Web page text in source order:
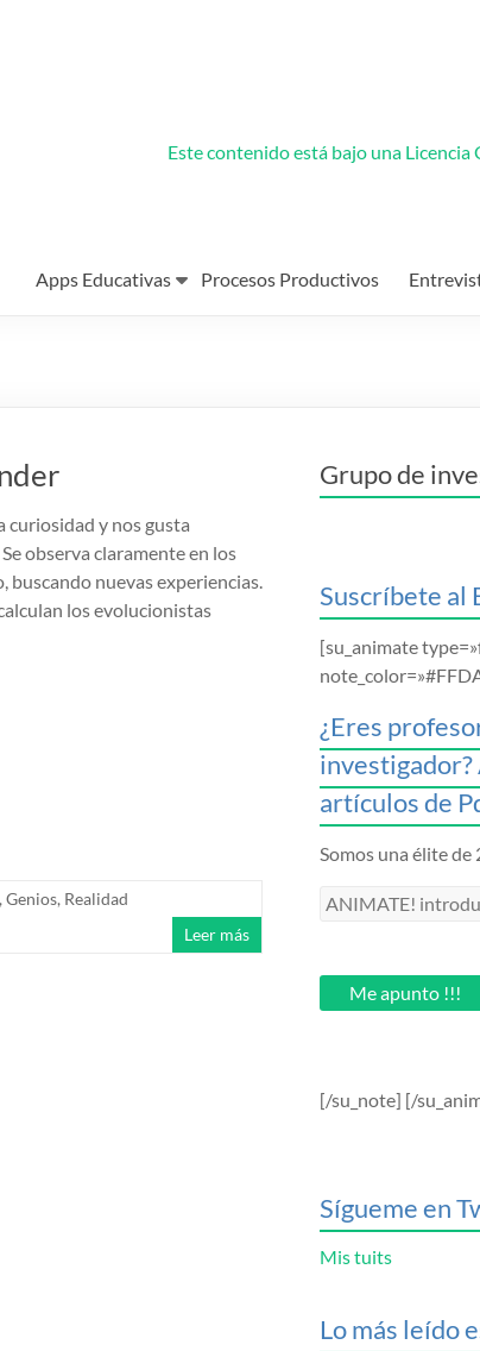
Este contenido está bajo una Licencia
Apps Educativas Procesos Productivos
curiosidad y nos gusta
observa claramente en los
buscando nuevas experiencias.
los evolucionistas
, Genios, Realidad
Leer más
Grupo de
Suscríbete al
[su_animate
¿Eres
investigador?
artículos de
Somos una élite de
ANIMATE!
email.Me apunto !!!
[/su_note] [/
Sígueme en
Mis tuits
Lo más leído